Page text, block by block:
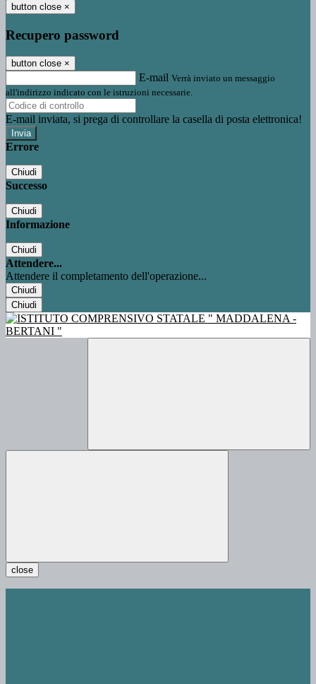
button close ×
Recupero password
button close ×
E-mail Verrà inviato un messaggio
all'indirizzo indicato con le istruzioni necessarie.
E-mail inviata, si prega di controllare la casella di posta elettronica!
Errore
Chiudi
Successo
Chiudi
Informazione
Chiudi
Attendere...
Attendere il completamento dell'operazione...
Chiudi
Chiudi
close